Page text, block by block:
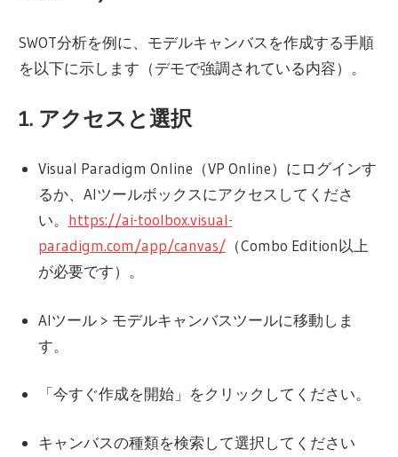
SWOT分析を例に、モデルキャンバスを作成する手順
を以下に示します（デモで強調されている内容）。
1. アクセスと選択
Visual Paradigm Online（VP Online）にログインす
るか、AIツールボックスにアクセスしてくださ
い。 https://ai-toolbox.visual-
paradigm.com/app/canvas/（Combo Edition以上
が必要です）。
AIツール > モデルキャンバスツールに移動しま
す。
「今すぐ作成を開始」をクリックしてください。
キャンバスの種類を検索して選択してください